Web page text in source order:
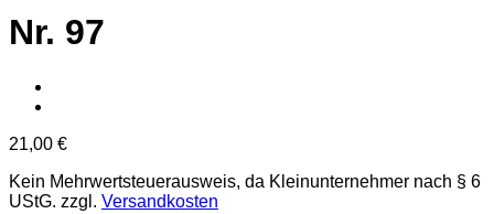
Nr. 97
21,00 €
Kein Mehrwertsteuerausweis, da Kleinunternehmer nach § 6
UStG. zzgl. Versandkosten